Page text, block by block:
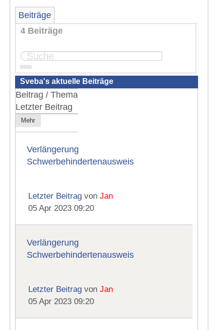
Beiträge
4 Beiträge
Sveba's aktuelle Beiträge
Beitrag / Thema
Letzter Beitrag
Mehr
Verlängerung
Schwerbehindertenausweis
Letzter Beitrag vonJan
05 Apr 2023 09:20
Verlängerung
Schwerbehindertenausweis
Letzter Beitrag vonJan
05 Apr 2023 09:20